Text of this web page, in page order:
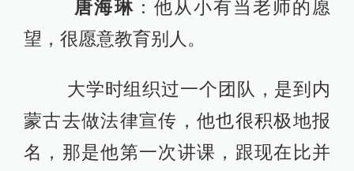
唐海琳 ：他从小有当老师的愿
望，很愿意教育别人。
大学时组织过一个团队，是到内
蒙古去做法律宣传，他也很积极地报
名，那是他第一次讲课，跟现在比并